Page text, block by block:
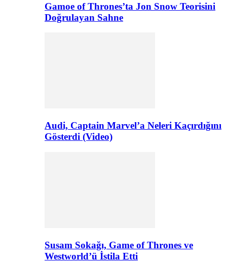
Gamoe of Thrones’ta Jon Snow Teorisini
Doğrulayan Sahne
Audi, Captain Marvel’a Neleri Kaçırdığını
Gösterdi (Video)
Susam Sokağı, Game of Thrones ve
Westworld’ü İstila Etti